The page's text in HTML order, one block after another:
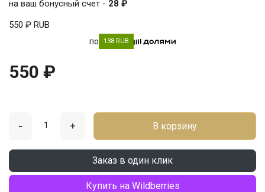
на ваш бонусный счет - 28 ₽
550 ₽ RUB
по 138 RUB
550 ₽
- + В корзину
Заказ в один клик
Купить на Wildberries